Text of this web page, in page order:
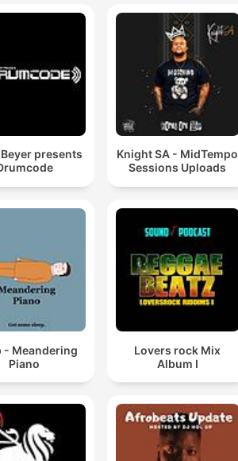
presents
Knight SA - MidTempo
Sessions Uploads
- Meandering
Piano
Lovers rock Mix
Album I